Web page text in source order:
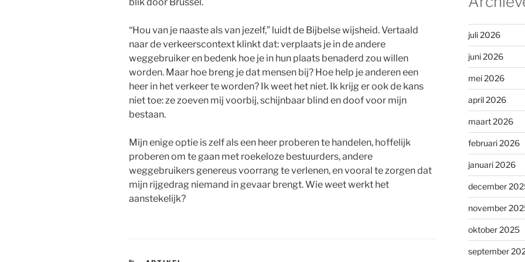
“Hou van je naaste als van jezelf,” luidt de Bijbelse wijsheid. Vertaald
naar de verkeerscontext klinkt dat: verplaats je in de andere
weggebruiker en bedenk hoe je in hun plaats benaderd zou willen
worden. Maar hoe breng je dat mensen bij? Hoe help je anderen een
heer in het verkeer te worden? Ik weet het niet. Ik krijg er ook de kans
niet toe: ze zoeven mij voorbij, schijnbaar blind en doof voor mijn
bestaan.
Mijn enige optie is zelf als een heer proberen te handelen, hoffelijk
proberen om te gaan met roekeloze bestuurders, andere
weggebruikers genereus voorrang te verlenen, en vooral te zorgen dat
mijn rijgedrag niemand in gevaar brengt. Wie weet werkt het
aanstekelijk?
juli 2026
juni 2026
mei 2026
april 2026
maart 2026
februari 2026
januari 2026
december
november
oktober 2025
september